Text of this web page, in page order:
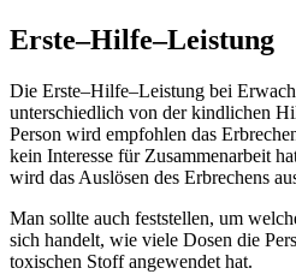
Erste–Hilfe–Leistung
Die Erste–Hilfe–Leistung bei
unterschiedlich von der kindlichen
Person wird empfohlen das
kein Interesse für Zusammenarbeit
wird das Auslösen des Erbrechens
Man sollte auch feststellen, um
sich handelt, wie viele Dosen die
toxischen Stoff angewendet hat.